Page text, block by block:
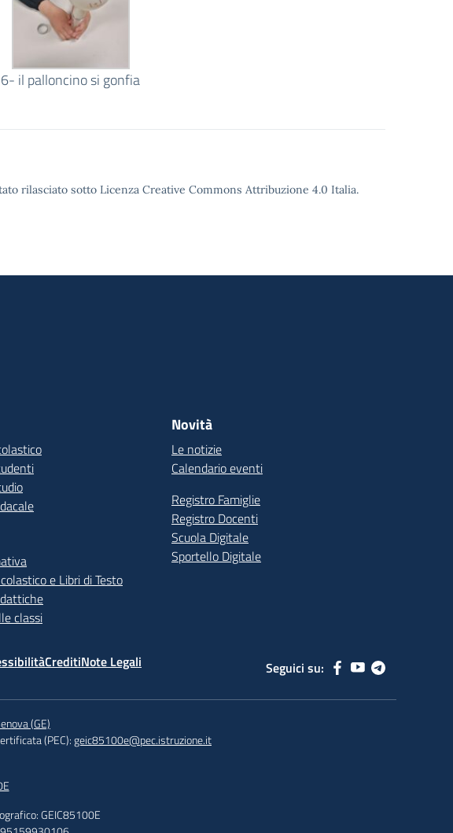
6- il palloncino si gonfia
rilasciato sotto Licenza Creative Commons Attribuzione 4.0 Italia.
e Libri di Testo
classi
Novità
Le notizie
Calendario eventi
Registro Famiglie
Registro Docenti
Scuola Digitale
Sportello Digitale
CreditiNote Legali Seguici su:
(GE)
(PEC):geic85100e@pec.istruzione.it
GEIC85100E